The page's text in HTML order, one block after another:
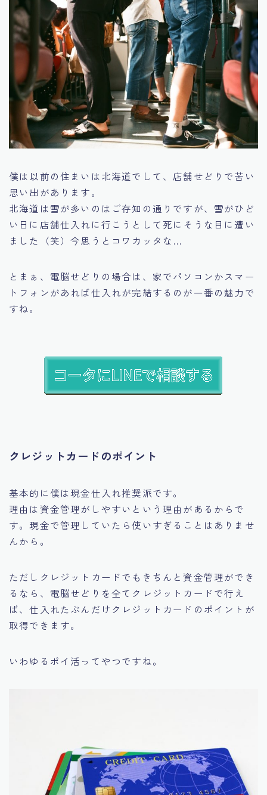
僕は以前の住まいは北海道でして、店舗せどりで苦い
思い出があります。
北海道は雪が多いのはご存知の通りですが、雪がひど
い日に店舗仕入れに行こうとして死にそうな目に遭い
ました（笑）今思うとコワカッタな…
とまぁ、電脳せどりの場合は、家でパソコンかスマー
トフォンがあれば仕入れが完結するのが一番の魅力で
すね。
クレジットカードのポイント
基本的に僕は現金仕入れ推奨派です。
理由は資金管理がしやすいという理由があるからで
す。現金で管理していたら使いすぎることはありませ
んから。
ただしクレジットカードでも きちんと資金管理ができ
るなら 、電脳せどりを全てクレジットカードで行え
ば、仕入れたぶんだけクレジットカードのポイントが
取得できます。
いわゆるポイ活ってやつですね。